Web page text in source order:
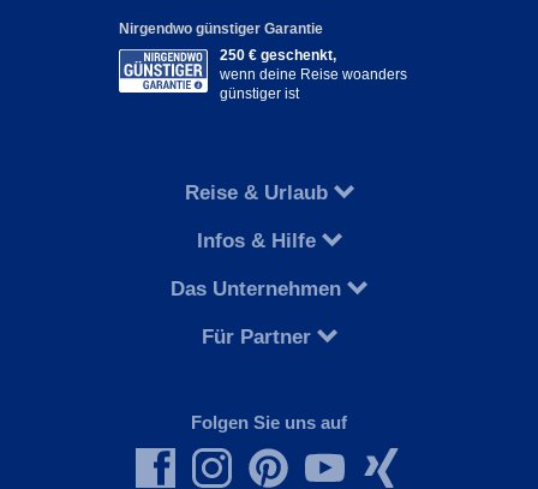
Nirgendwo günstiger Garantie
250 € geschenkt,
wenn deine Reise woanders
günstiger ist
Reise & Urlaub
Infos & Hilfe
Das Unternehmen
Für Partner
Folgen Sie uns auf